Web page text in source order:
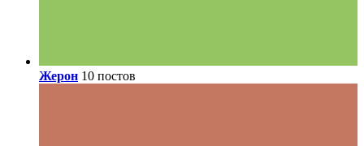
Жерон 10 постов